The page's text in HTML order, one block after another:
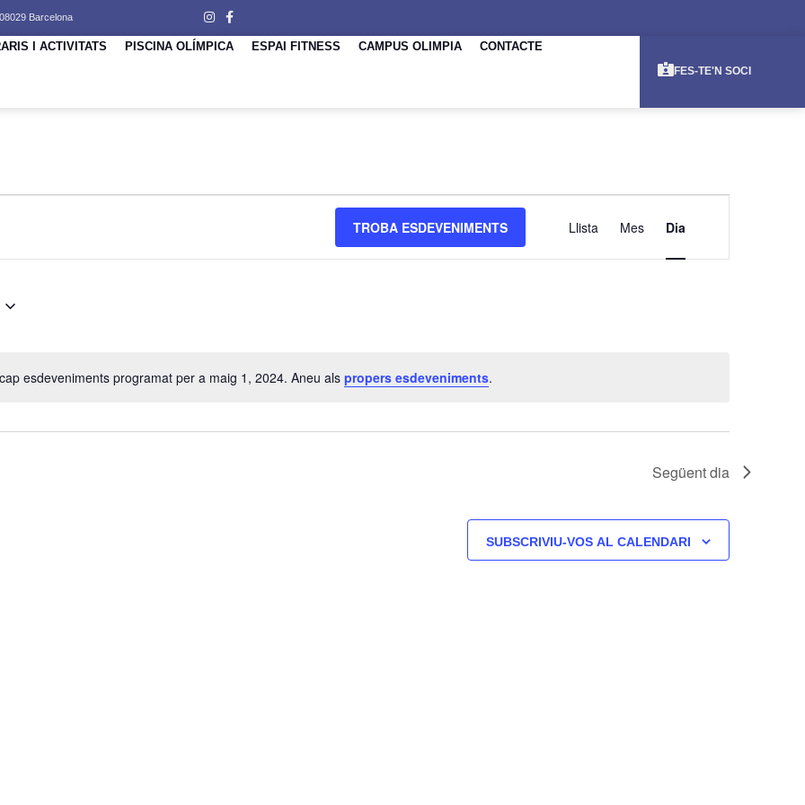
Barcelona
I ACTIVITATS PISCINA OLÍMPICA ESPAI FITNESS CAMPUS OLIMPIA CONTACTE
FES-TE'N SOCI
Avís
esdeveniments programat per a maig 1, 2024. Aneu als propers esdeveniments.
TROBA ESDEVENIMENTS
DE
Llista Mes Dia
Següent dia
SUBSCRIVIU-VOS AL CALENDARI